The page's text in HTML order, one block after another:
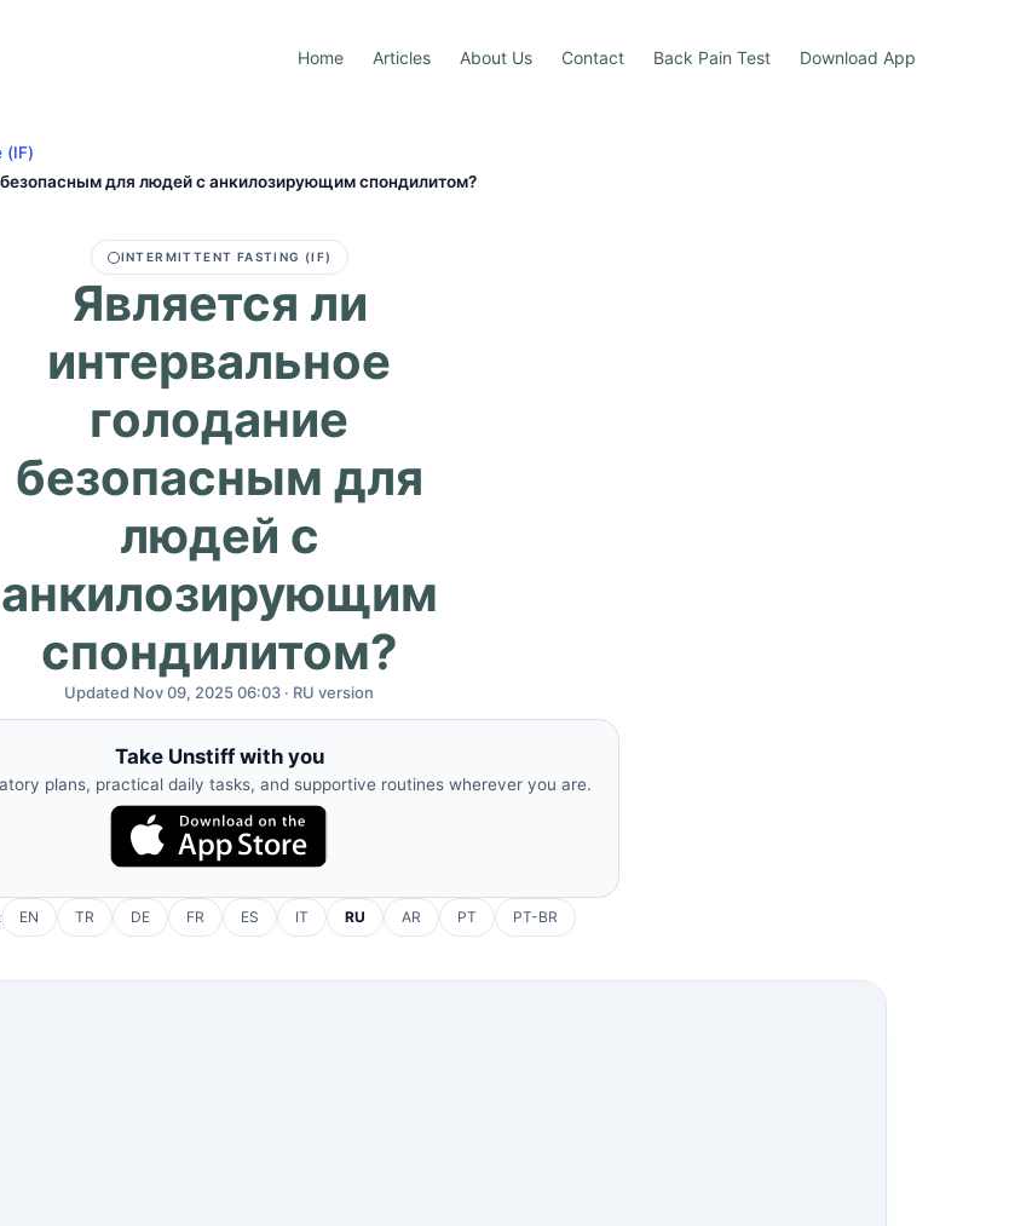
Home Articles About Us Contact Back Pain Test Download App
(IF)
безопасным для людей с анкилозирующим спондилитом?
INTERMITTENT FASTING (IF)
Является ли
интервальное
голодание
безопасным для
людей с
анкилозирующим
спондилитом?
Updated Nov 09, 2025 06:03 · RU version
Take Unstiff with you
plans, practical daily tasks, and supportive routines wherever you are.
EN TR DE FR ES IT RU AR PT PT-BR